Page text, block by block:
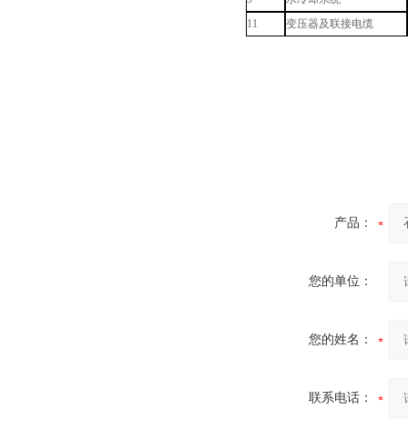
11
变压器及联接电缆
产品：
您的单位：
您的姓名：
联系电话：